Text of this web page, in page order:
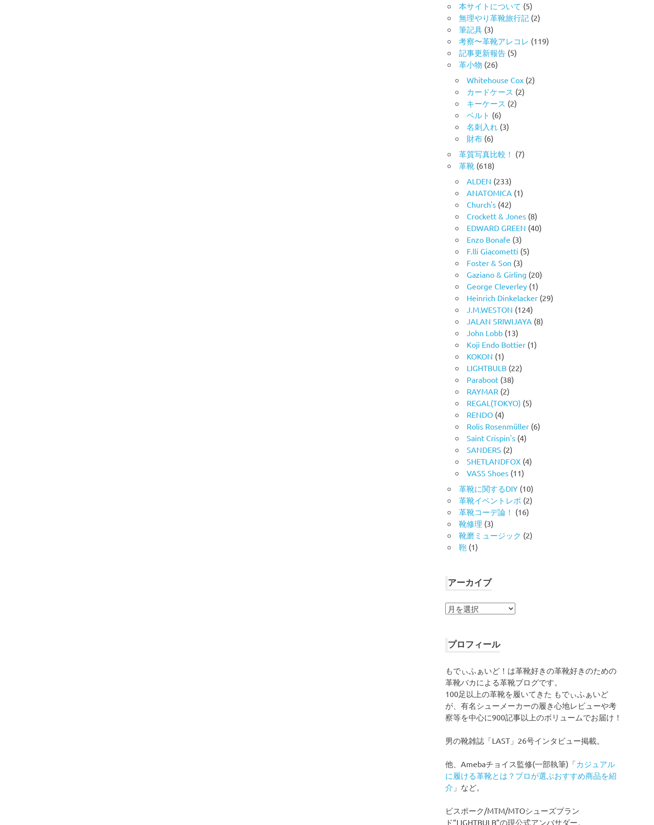
本サイトについて (5)
無理やり革靴旅行記 (2)
筆記具 (3)
考察〜革靴アレコレ (119)
記事更新報告 (5)
革小物 (26)
Whitehouse Cox (2)
カードケース (2)
キーケース (2)
ベルト (6)
名刺入れ (3)
財布 (6)
革質写真比較！ (7)
革靴 (618)
ALDEN (233)
ANATOMICA (1)
Church's (42)
Crockett & Jones (8)
EDWARD GREEN (40)
Enzo Bonafe (3)
F.lli Giacometti (5)
Foster & Son (3)
Gaziano & Girling (20)
George Cleverley (1)
Heinrich Dinkelacker (29)
J.M.WESTON (124)
JALAN SRIWIJAYA (8)
John Lobb (13)
Koji Endo Bottier (1)
KOKON (1)
LIGHTBULB (22)
Paraboot (38)
RAYMAR (2)
REGAL(TOKYO) (5)
RENDO (4)
Rolis Rosenmüller (6)
Saint Crispin's (4)
SANDERS (2)
SHETLANDFOX (4)
VASS Shoes (11)
革靴に関するDIY (10)
革靴イベントレポ (2)
革靴コーデ論！ (16)
靴修理 (3)
靴磨ミュージック (2)
鞄 (1)
アーカイブ
ア
イ
プロフィール
もでぃふぁいど！は革靴好きの革靴好きのための
革靴バカによる革靴ブログです。
100足以上の革靴を履いてきた もでぃふぁいど
が、有名シューメーカーの履き心地レビューや考
察等を中心に900記事以上のボリュームでお届け！
男の靴雑誌「LAST」26号インタビュー掲載。
他、Amebaチョイス監修(一部執筆)「カジュアル
に履ける革靴とは？プロが選ぶおすすめ商品を紹
介 」など。
ビスポーク/MTM/MTOシューズブラン
ド”LIGHTBULB”の現公式アンバサダー。